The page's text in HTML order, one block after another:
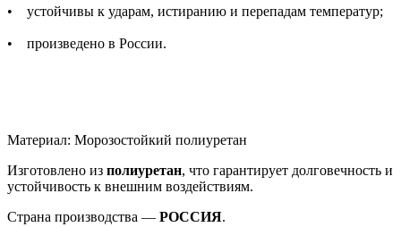
• устойчивы к ударам, истиранию и перепадам температур;
• произведено в России.
Материал: Морозостойкий полиуретан
Изготовлено из полиуретан, что гарантирует долговечность и
устойчивость к внешним воздействиям.
Страна производства — РОССИЯ.